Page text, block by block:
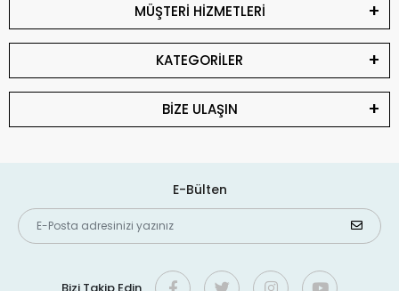
MÜŞTERİ HİZMETLERİ
KATEGORİLER
BİZE ULAŞIN
E-Bülten